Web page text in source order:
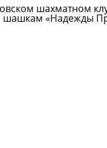
шахматном
шашкам «Надежды